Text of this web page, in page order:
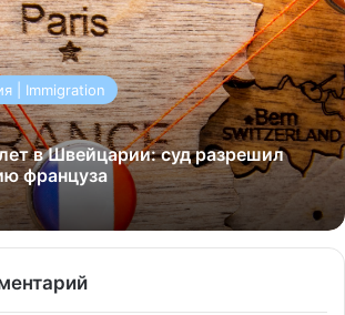
| Immigration
в Швейцарии: суд разрешил
француза